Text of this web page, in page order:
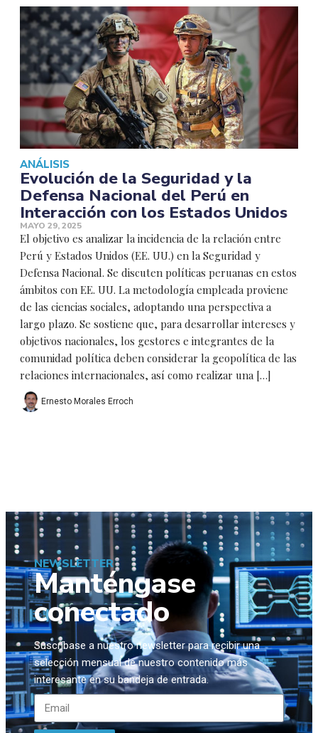
ANÁLISIS
Evolución de la Seguridad y la
Defensa Nacional del Perú en
Interacción con los Estados Unidos
MAYO 29, 2025
El objetivo es analizar la incidencia de la relación entre
Perú y Estados Unidos (EE. UU.) en la Seguridad y
Defensa Nacional. Se discuten políticas peruanas en estos
ámbitos con EE. UU. La metodología empleada proviene
de las ciencias sociales, adoptando una perspectiva a
largo plazo. Se sostiene que, para desarrollar intereses y
objetivos nacionales, los gestores e integrantes de la
comunidad política deben considerar la geopolítica de las
relaciones internacionales, así como realizar una […]
Ernesto Morales Erroch
NEWSLETTER
Manténgase
conectado
Suscríbase a nuestro newsletter para recibir una
selección mensual de nuestro contenido más
interesante en su bandeja de entrada.